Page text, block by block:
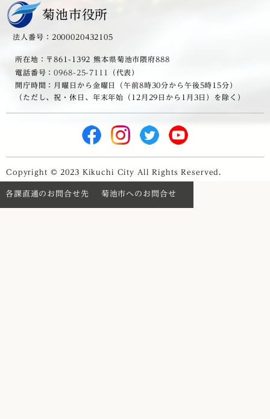
菊池市役所
法人番号：2000020432105
所在地：〒861-1392 熊本県菊池市隈府888
電話番号：0968-25-7111
（代表）
開庁時間：月曜日から金曜日（午前8時30分から午後5時15分）
（ただし、祝・休日、年末年始（12月29日から1月3日）を除く）
Copyright © 2023 Kikuchi City All Rights Reserved.
各課直通のお問合せ先 菊池市へのお問合せ